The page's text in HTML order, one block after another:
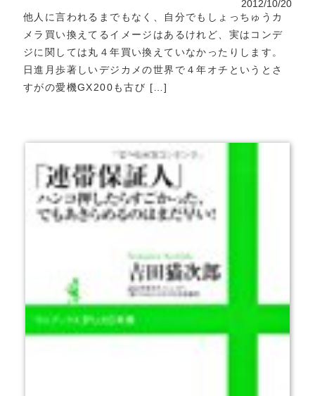
2012/10/20
他人に言われるまでもなく、自分でもしょっちゅうカ
メラ買い換えてるイメージはあるけれど、実はコンデ
ジに関しては丸４年買い換えていなかったりします。
日進月歩著しいデジカメの世界で４年オチというとさ
すがの愛機GX200も古び […]